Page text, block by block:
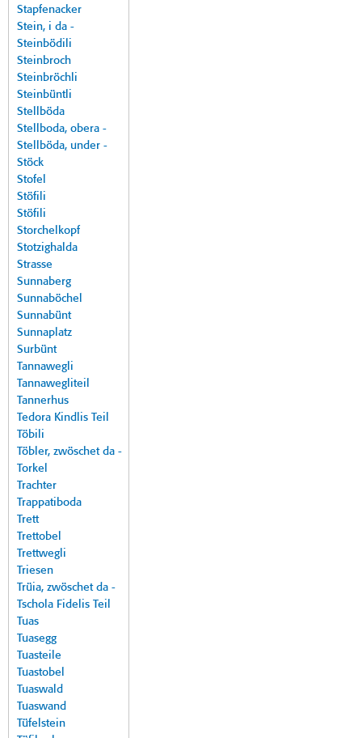
Stapfenacker
Stein, i da -
Steinbödili
Steinbroch
Steinbröchli
Steinbüntli
Stellböda
Stellboda, obera -
Stellböda, under -
Stöck
Stofel
Stöfili
Stöfili
Storchelkopf
Stotzighalda
Strasse
Sunnaberg
Sunnaböchel
Sunnabünt
Sunnaplatz
Surbünt
Tannawegli
Tannawegliteil
Tannerhus
Tedora Kindlis Teil
Töbili
Töbler, zwöschet da -
Torkel
Trachter
Trappatiboda
Trett
Trettobel
Trettwegli
Triesen
Trüia, zwöschet da -
Tschola Fidelis Teil
Tuas
Tuasegg
Tuasteile
Tuastobel
Tuaswald
Tuaswand
Tüfelstein